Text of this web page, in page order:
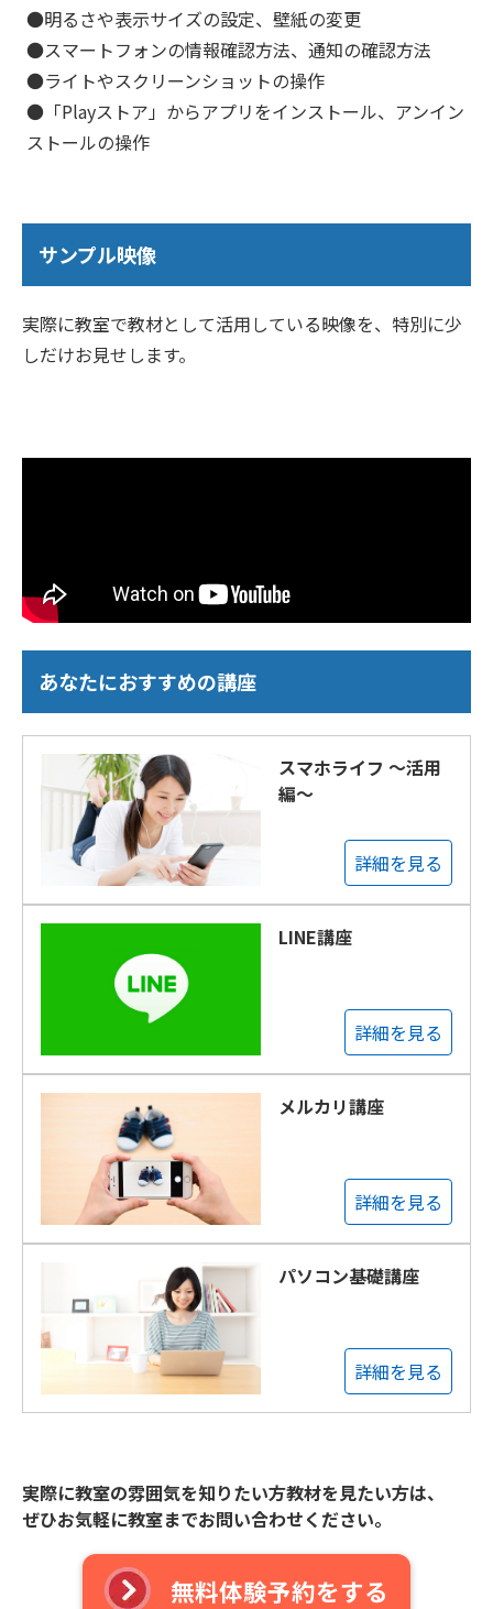
●明るさや表示サイズの設定、壁紙の変更
●スマートフォンの情報確認方法、通知の確認方法
●ライトやスクリーンショットの操作
●「Playストア」からアプリをインストール、アンイン
ストールの操作
サンプル映像
実際に教室で教材として活用している映像を、特別に少
しだけお見せします。
あなたにおすすめの講座
スマホライフ ～活用
編～
詳細を見る
LINE講座
詳細を見る
メルカリ講座
詳細を見る
パソコン基礎講座
詳細を見る
実際に教室の雰囲気を知りたい方教材を見たい方は、
ぜひお気軽に教室までお問い合わせください。
無料体験予約をする